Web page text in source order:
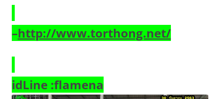
–http://www.torthong.net/
idLine :flamena